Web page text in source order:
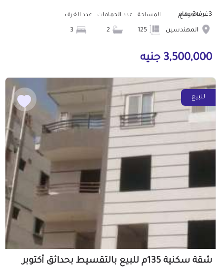
3غرف2حمام الموقع
المهندسين
المساحة عدد الحمامات عدد الغرف
3,500,000 جنيه
للبيع
شقة سكنية 135م للبيع بالتقسيط بحدائق أكتوبر